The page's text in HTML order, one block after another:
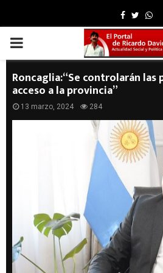
Facebook
Twitter
PRIMARY
MENU
Roncaglia:“Se controlarán las
acceso a la provincia”
13 marzo, 2024 284